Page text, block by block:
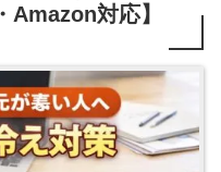
Amazon対応】